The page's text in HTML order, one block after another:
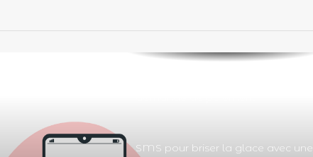
SMS pour briser la glace avec une